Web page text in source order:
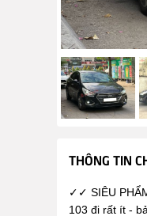
THÔNG TIN
✓✓ SIÊU
103 đi rất ít -